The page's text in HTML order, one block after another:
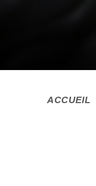
ACCUEIL